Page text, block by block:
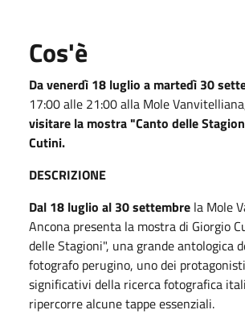
Cos'è
Da venerdì 18 luglio a martedì 30
17:00 alle 21:00 alla Mole
visitare la mostra "Canto delle
Cutini.
DESCRIZIONE
Dal 18 luglio al 30 settembre la Mole
Ancona presenta la mostra di Giorgio
delle Stagioni", una grande antologica
fotografo perugino, uno dei
significativi della ricerca fotografica
ripercorre alcune tappe essenziali.